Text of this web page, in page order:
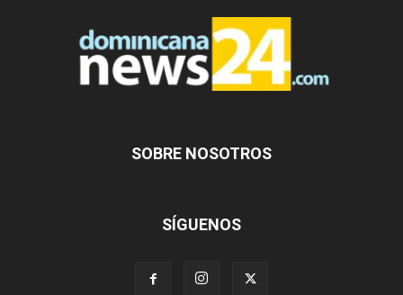
SOBRE NOSOTROS
SÍGUENOS